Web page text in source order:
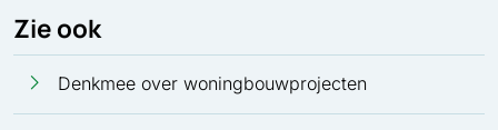
Zie ook
Denkmee over woningbouwprojecten